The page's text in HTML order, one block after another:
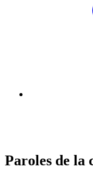
Paroles de la